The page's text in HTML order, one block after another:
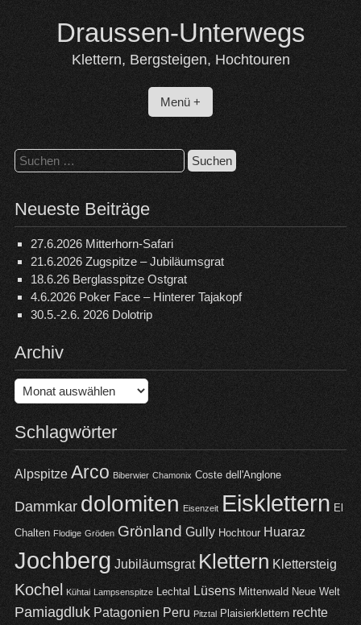
content
Draussen-Unterwegs
Klettern, Bergsteigen, Hochtouren
Menü +
Suchen
nach:
Neueste Beiträge
27.6.2026 Mitterhorn-Safari
21.6.2026 Zugspitze – Jubiläumsgrat
18.6.26 Berglasspitze Ostgrat
4.6.2026 Poker Face – Hinterer Tajakopf
30.5.-2.6. 2026 Dolotrip
Archiv
Archiv
Schlagwörter
Alpspitze Arco Biberwier Chamonix Coste dell'Anglone
Dammkar dolomiten Eisenzeit Eisklettern El
Chalten Flodige Gröden Grönland Gully Hochtour Huaraz
Jochberg Jubiläumsgrat Klettern Klettersteig
Kochel Kühtai Lampsenspitze Lechtal Lüsens Mittenwald Neue Welt
Pamiagdluk Patagonien Peru Pitztal Plaisierklettern rechte